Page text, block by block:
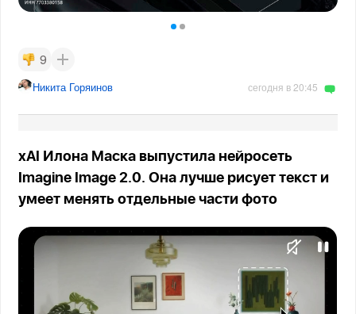
9
Никита Горяинов сегодня в 20:45
xAI Илона Маска выпустила нейросеть
Imagine Image 2.0. Она лучше рисует текст и
умеет менять отдельные части фото